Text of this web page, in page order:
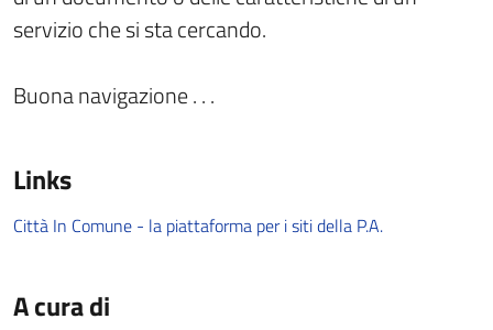
servizio che si sta cercando.
Buona navigazione . . .
Links
Città In Comune - la piattaforma per i siti della P.A.
A cura di